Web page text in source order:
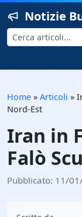
Notizie
Cerca
Home » Articoli »
Nord-Est
Iran in
Falò
Pubblicato: 11/